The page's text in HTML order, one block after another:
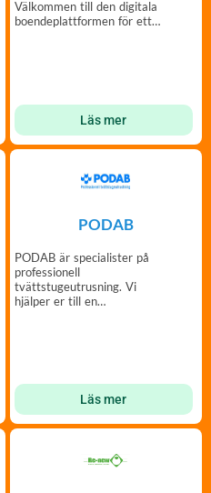
Välkommen till den digitala
boendeplattformen för ett
Läs mer
PODAB
PODAB är specialister på
professionell
tvättstugeutrusning. Vi
hjälper er till en
Läs mer